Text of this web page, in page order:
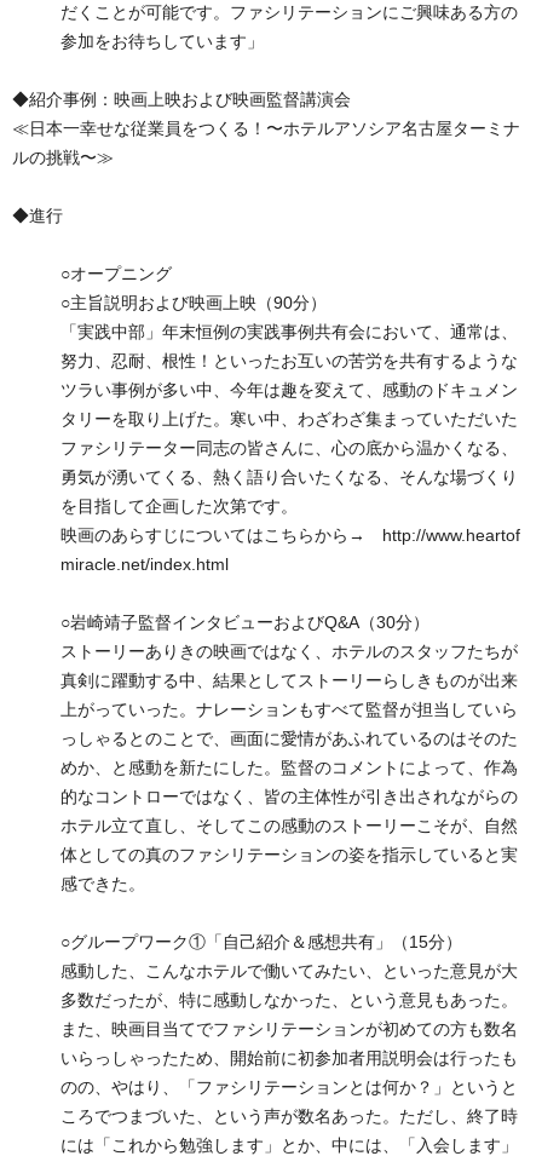
だくことが可能です。ファシリテーションにご興味ある方の
参加をお待ちしています」
◆紹介事例：映画上映および映画監督講演会
≪日本一幸せな従業員をつくる！〜ホテルアソシア名古屋ターミナ
ルの挑戦〜≫
◆進行
○オープニング
○主旨説明および映画上映（90分）
「実践中部」年末恒例の実践事例共有会において、通常は、
努力、忍耐、根性！といったお互いの苦労を共有するような
ツラい事例が多い中、今年は趣を変えて、感動のドキュメン
タリーを取り上げた。寒い中、わざわざ集まっていただいた
ファシリテーター同志の皆さんに、心の底から温かくなる、
勇気が湧いてくる、熱く語り合いたくなる、そんな場づくり
を目指して企画した次第です。
映画のあらすじについてはこちらから→ http://www.heartof
miracle.net/index.html
○岩崎靖子監督インタビューおよびQ&A（30分）
ストーリーありきの映画ではなく、ホテルのスタッフたちが
真剣に躍動する中、結果としてストーリーらしきものが出来
上がっていった。ナレーションもすべて監督が担当していら
っしゃるとのことで、画面に愛情があふれているのはそのた
めか、と感動を新たにした。監督のコメントによって、作為
的なコントローではなく、皆の主体性が引き出されながらの
ホテル立て直し、そしてこの感動のストーリーこそが、自然
体としての真のファシリテーションの姿を指示していると実
感できた。
○グループワーク①「自己紹介＆感想共有」（15分）
感動した、こんなホテルで働いてみたい、といった意見が大
多数だったが、特に感動しなかった、という意見もあった。
また、映画目当てでファシリテーションが初めての方も数名
いらっしゃったため、開始前に初参加者用説明会は行ったも
のの、やはり、「ファシリテーションとは何か？」というと
ころでつまづいた、という声が数名あった。ただし、終了時
には「これから勉強します」とか、中には、「入会します」